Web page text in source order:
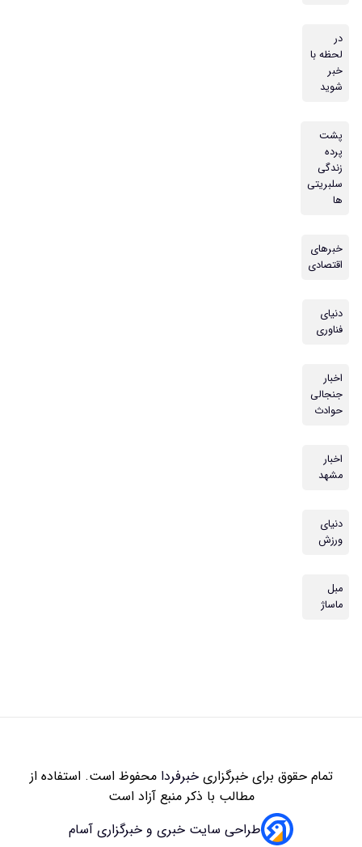
در
لحظه با
خبر
شوید
پشت
پرده
زندگی
سلبریتی
ها
خبرهای
اقتصادی
دنیای
فناوری
اخبار
جنجالی
حوادث
اخبار
مشهد
دنیای
ورزش
مبل
ماساژ
تمام حقوق برای خبرگزاریخبرفردامحفوظ است. استفاده از
مطالب با ذکر منبع آزاد است
طراحی سایت خبری و خبرگزاری آسام